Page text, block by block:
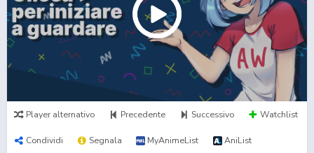
Player alternativo Precedente Successivo Watchlist
Condividi Segnala MyAnimeList AniList